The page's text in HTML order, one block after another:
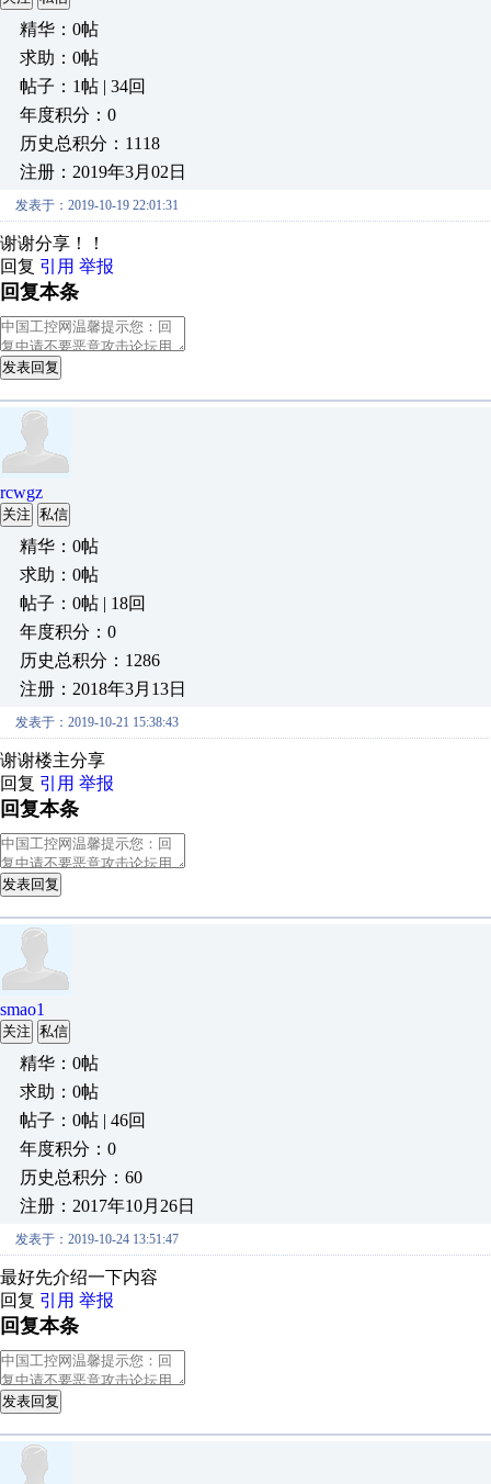
精华：0帖
求助：0帖
帖子：1帖 | 34回
年度积分：0
历史总积分：1118
注册：2019年3月02日
发表于：2019-10-19 22:01:31
谢谢分享！！
回复 引用 举报
回复本条
发表回复
rcwgz
关注 私信
精华：0帖
求助：0帖
帖子：0帖 | 18回
年度积分：0
历史总积分：1286
注册：2018年3月13日
发表于：2019-10-21 15:38:43
谢谢楼主分享
回复 引用 举报
回复本条
发表回复
smao1
关注 私信
精华：0帖
求助：0帖
帖子：0帖 | 46回
年度积分：0
历史总积分：60
注册：2017年10月26日
发表于：2019-10-24 13:51:47
最好先介绍一下内容
回复 引用 举报
回复本条
发表回复